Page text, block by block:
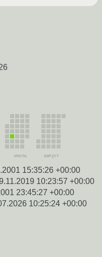
июль август
15:35:26 +00:00
10:23:57 +00:00
23:45:27 +00:00
10:25:24 +00:00